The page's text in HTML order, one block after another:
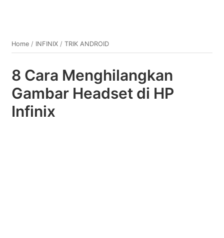
Home / INFINIX /TRIK ANDROID
8 Cara Menghilangkan
Gambar Headset di HP
Infinix